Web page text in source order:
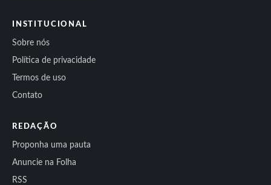
INSTITUCIONAL
Sobre nós
Política de privacidade
Termos de uso
Contato
REDAÇÃO
Proponha uma pauta
Anuncie na Folha
RSS